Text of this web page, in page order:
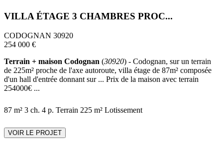
VILLA ÉTAGE 3 CHAMBRES PROC...
CODOGNAN 30920
254 000 €
Terrain + maison Codognan (30920) - Codognan, sur un terrain
de 225m² proche de l'axe autoroute, villa étage de 87m² composée
d'un hall d'entrée donnant sur ... Prix de la maison avec terrain
254000€ ...
87 m² 3 ch. 4 p. Terrain 225 m² Lotissement
VOIR LE PROJET